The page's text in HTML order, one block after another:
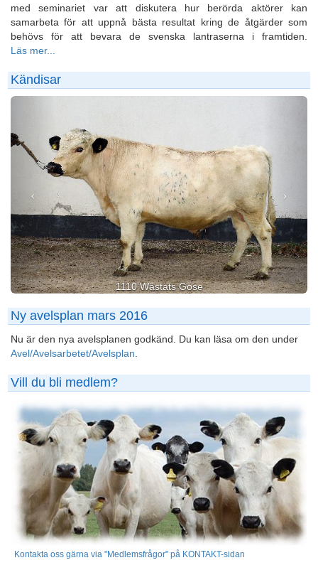
med seminariet var att diskutera hur berörda aktörer kan
samarbeta för att uppnå bästa resultat kring de åtgärder som
behövs för att bevara de svenska lantraserna i framtiden.
Läs mer...
Kändisar
1110 Wästats Gose
Ny avelsplan mars 2016
Nu är den nya avelsplanen godkänd. Du kan läsa om den under
Avel/Avelsarbetet/Avelsplan.
Vill du bli medlem?
Kontakta oss gärna via "Medlemsfrågor" på KONTAKT-sidan